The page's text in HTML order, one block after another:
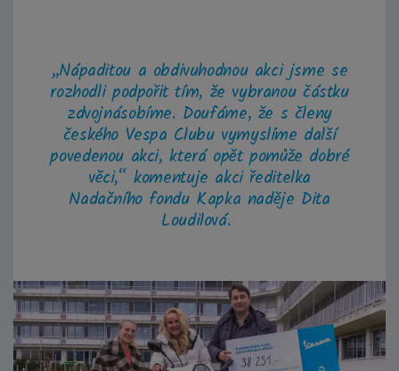
„Nápaditou a obdivuhodnou akci jsme se
rozhodli podpořit tím, že vybranou částku
zdvojnásobíme. Doufáme, že s členy
českého Vespa Clubu vymyslíme další
povedenou akci, která opět pomůže dobré
věci,“ komentuje akci ředitelka
Nadačního fondu Kapka naděje Dita
Loudilová.